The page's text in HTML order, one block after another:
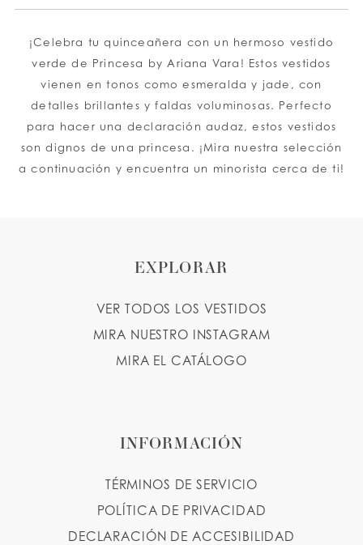
#bc5635c575
to
end
¡Celebra tu quinceañera con un hermoso vestido
verde de Princesa by Ariana Vara! Estos vestidos
vienen en tonos como esmeralda y jade, con
detalles brillantes y faldas voluminosas. Perfecto
para hacer una declaración audaz, estos vestidos
son dignos de una princesa. ¡Mira nuestra selección
a continuación y encuentra un minorista cerca de ti!
EXPLORAR
VER TODOS LOS VESTIDOS
MIRA NUESTRO INSTAGRAM
MIRA EL CATÁLOGO
INFORMACIÓN
TÉRMINOS DE SERVICIO
POLÍTICA DE PRIVACIDAD
DECLARACIÓN DE ACCESIBILIDAD